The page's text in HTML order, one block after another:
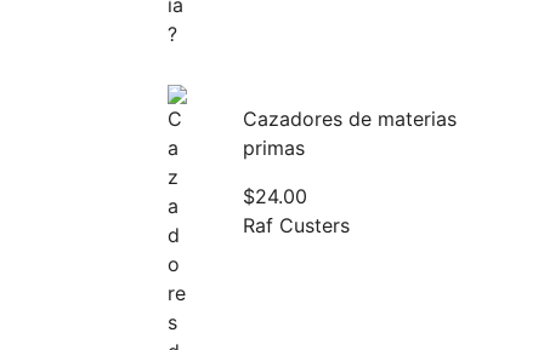
Cazadores de materias
primas
$24.00
Raf Custers